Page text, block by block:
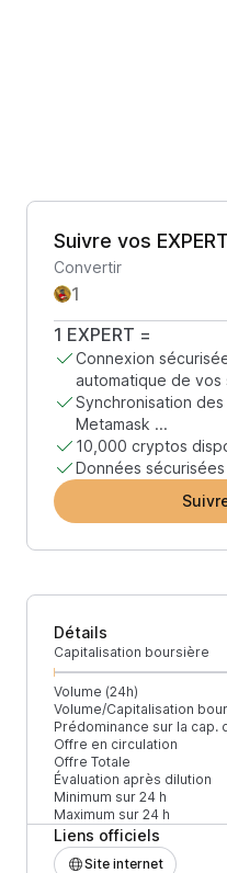
Suivre vos
Convertir
1 EXPERT =
Connexion
automatique de vos
Synchronisation
Metamask ...
10,000 cryptos
Données
Détails
Capitalisation boursière
Volume (24h)
Volume/Capitalisation
Prédominance sur la cap.
Offre en circulation
Offre Totale
Évaluation après dilution
Minimum sur 24 h
Maximum sur 24 h
Liens officiels
Site internet